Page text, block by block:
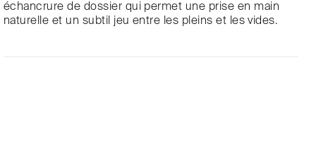
échancrure de dossier qui permet une prise en main
naturelle et un subtil jeu entre les pleins et les vides.